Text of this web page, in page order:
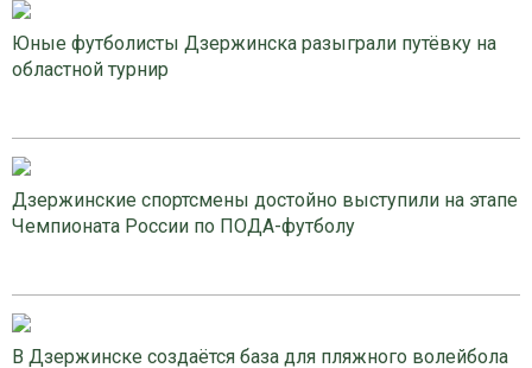
Юные футболисты Дзержинска разыграли путёвку на
областной турнир
Дзержинские спортсмены достойно выступили на этапе
Чемпионата России по ПОДА-футболу
В Дзержинске создаётся база для пляжного волейбола